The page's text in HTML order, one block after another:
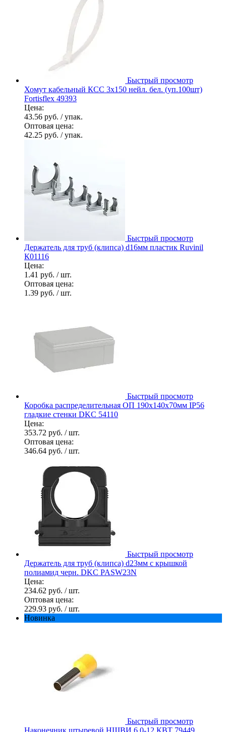
Быстрый просмотр
Хомут кабельный КСС 3х150 нейл. бел. (уп.100шт)
Fortisflex 49393
Цена:
43.56 руб. / упак.
Оптовая цена:
42.25 руб. / упак.
Быстрый просмотр
Держатель для труб (клипса) d16мм пластик Ruvinil
К01116
Цена:
1.41 руб. / шт.
Оптовая цена:
1.39 руб. / шт.
Быстрый просмотр
Коробка распределительная ОП 190х140х70мм IP56
гладкие стенки DKC 54110
Цена:
353.72 руб. / шт.
Оптовая цена:
346.64 руб. / шт.
Быстрый просмотр
Держатель для труб (клипса) d23мм с крышкой
полиамид черн. DKC PASW23N
Цена:
234.62 руб. / шт.
Оптовая цена:
229.93 руб. / шт.
Новинка
Быстрый просмотр
Наконечник штыревой НШВИ 6.0-12 КВТ 79449